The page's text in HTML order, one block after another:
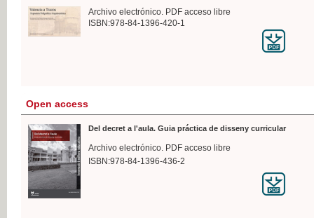
Archivo electrónico. PDF acceso libre
ISBN:978-84-1396-420-1
Open access
Del decret a l'aula. Guia práctica de disseny curricular
Archivo electrónico. PDF acceso libre
ISBN:978-84-1396-436-2